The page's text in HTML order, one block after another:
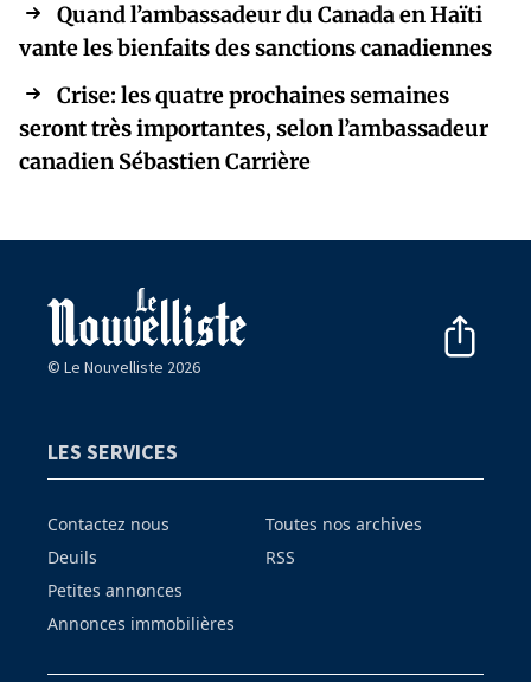
Quand l’ambassadeur du Canada en Haïti
vante les bienfaits des sanctions canadiennes
Crise: les quatre prochaines semaines
seront très importantes, selon l’ambassadeur
canadien Sébastien Carrière
© Le Nouvelliste 2026
LES SERVICES
Contactez nous
Deuils
Petites annonces
Annonces immobilières
Toutes nos archives
RSS